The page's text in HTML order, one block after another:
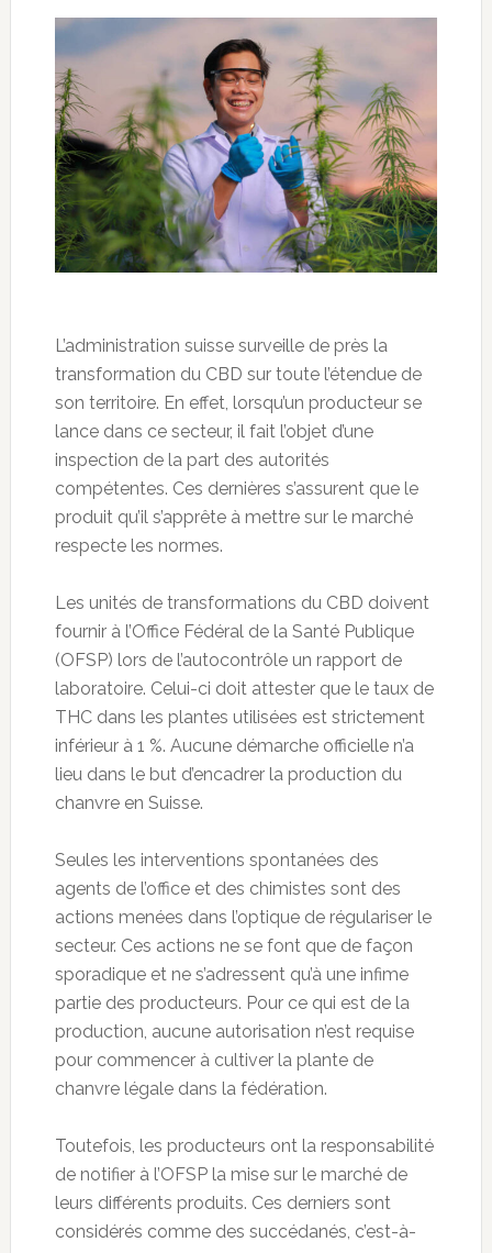
L’administration suisse surveille de près la
transformation du CBD sur toute l’étendue de
son territoire. En effet, lorsqu’un producteur se
lance dans ce secteur, il fait l’objet d’une
inspection de la part des autorités
compétentes. Ces dernières s’assurent que le
produit qu’il s’apprête à mettre sur le marché
respecte les normes.
Les unités de transformations du CBD doivent
fournir à l’Office Fédéral de la Santé Publique
(OFSP) lors de l’autocontrôle un rapport de
laboratoire. Celui-ci doit attester que le taux de
THC dans les plantes utilisées est strictement
inférieur à 1 %. Aucune démarche officielle n’a
lieu dans le but d’encadrer la production du
chanvre en Suisse.
Seules les interventions spontanées des
agents de l’office et des chimistes sont des
actions menées dans l’optique de régulariser le
secteur. Ces actions ne se font que de façon
sporadique et ne s’adressent qu’à une infime
partie des producteurs. Pour ce qui est de la
production, aucune autorisation n’est requise
pour commencer à cultiver la plante de
chanvre légale dans la fédération.
Toutefois, les producteurs ont la responsabilité
de notifier à l’OFSP la mise sur le marché de
leurs différents produits. Ces derniers sont
considérés comme des succédanés, c’est-à-